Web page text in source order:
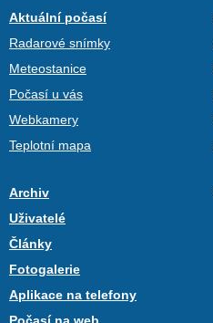
Aktuální počasí
Radarové snímky
Meteostanice
Počasí u vás
Webkamery
Teplotní mapa
Archiv
Uživatelé
Články
Fotogalerie
Aplikace na telefony